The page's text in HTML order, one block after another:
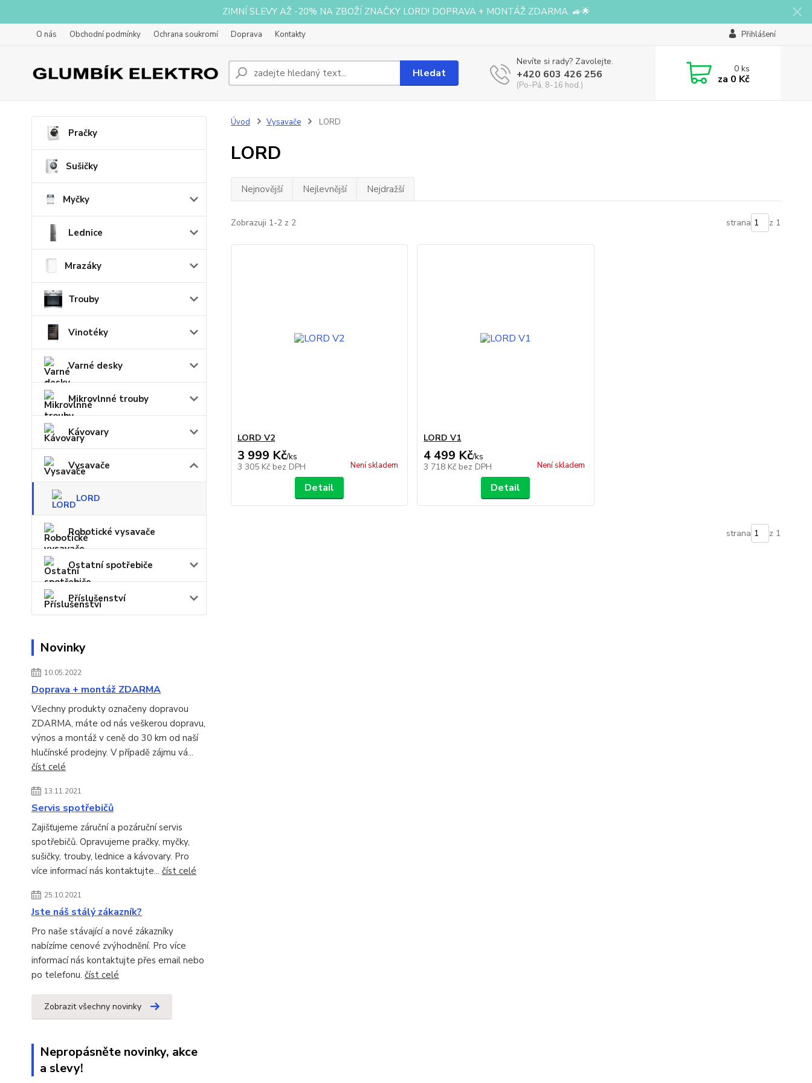
ZIMNÍ SLEVY AŽ -20% NA ZBOŽÍ ZNAČKY LORD! DOPRAVA + MONTÁŽ ZDARMA. 🚙🌟
O nás Obchodní podmínky Ochrana soukromí Doprava Kontakty Přihlášení
Hledat
Nevíte si rady? Zavolejte.
+420 603 426 256
(Po-Pá, 8-16 hod.)
0ks
za 0 Kč
Pračky
Sušičky
Myčky
Lednice
Mrazáky
Trouby
Vinotéky
Varné desky
Mikrovlnné trouby
Kávovary
Vysavače
LORD
Robotické vysavače
Ostatní spotřebiče
Příslušenství
Novinky
10.05.2022
Doprava + montáž ZDARMA
Všechny produkty označeny dopravou
ZDARMA, máte od nás veškerou dopravu,
výnos a montáž v ceně do 30 km od naší
hlučínské prodejny. V případě zájmu vá...
číst celé
13.11.2021
Servis spotřebičů
Zajišťujeme záruční a pozáruční servis
spotřebičů. Opravujeme pračky, myčky,
sušičky, trouby, lednice a kávovary. Pro
více informací nás kontaktujte... číst celé
25.10.2021
Jste náš stálý zákazník?
Pro naše stávající a nové zákazníky
nabízíme cenové zvýhodnění. Pro více
informací nás kontaktujte přes email nebo
po telefonu. číst celé
Zobrazit všechny novinky
Nepropásněte novinky, akce
a slevy!
Úvod Vysavače LORD
LORD
Nejnovější Nejlevnější Nejdražší
Zobrazuji 1-2 z 2 strana z 1
LORD V2
3 999 Kč/ks
3 305 Kč bez DPH Není skladem
Detail
LORD V1
4 499 Kč/ks
3 718 Kč bez DPH Není skladem
Detail
strana z 1